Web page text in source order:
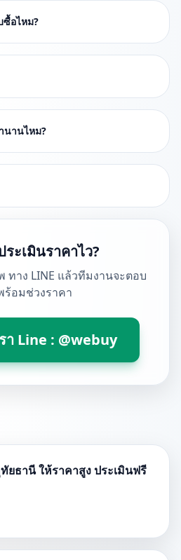
ซื้อไหม?
นานไหม?
ระเมินราคาไว?
ทาง LINE แล้วทีมงานจะตอบ
ร้อมช่วงราคา
า Line : @webuy
ธานี ให้ราคาสูง ประเมินฟรี